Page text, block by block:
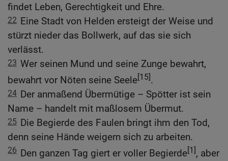
findet Leben, Gerechtigkeit und Ehre.
22 Eine Stadt von Helden ersteigt der Weise und
stürzt nieder das Bollwerk, auf das sie sich
verlässt.
23 Wer seinen Mund und seine Zunge bewahrt,
bewahrt vor Nöten seine Seele[15].
24 Der anmaßend Übermütige – Spötter ist sein
Name – handelt mit maßlosem Übermut.
25 Die Begierde des Faulen bringt ihm den Tod,
denn seine Hände weigern sich zu arbeiten.
26 Den ganzen Tag giert er voller Begierde[1], aber